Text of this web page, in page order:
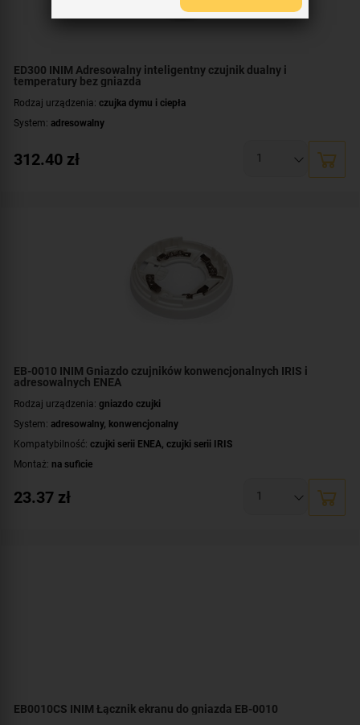
ED300 INIM Adresowalny inteligentny czujnik dualny i
temperatury bez gniazda
Rodzaj urządzenia: czujka dymu i ciepła
System: adresowalny
312.40 zł
EB-0010 INIM Gniazdo czujników konwencjonalnych IRIS i
adresowalnych ENEA
Rodzaj urządzenia: gniazdo czujki
System: adresowalny, konwencjonalny
Kompatybilność: czujki serii ENEA czujki serii IRIS
Montaż: na suficie
23.37 zł
EB0010CS INIM Łącznik ekranu do gniazda EB-0010